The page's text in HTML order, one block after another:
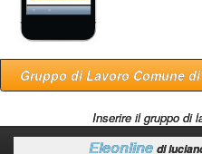
Gruppo di Lavoro Comune
Inserire il gruppo di
Eleonline di